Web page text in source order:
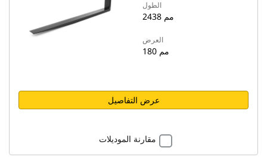
الطول
2438 مم
العرض
180 مم
عرض التفاصيل
مقارنة الموديلات